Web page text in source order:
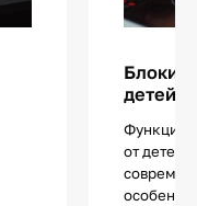
детей
Функцией
от детей